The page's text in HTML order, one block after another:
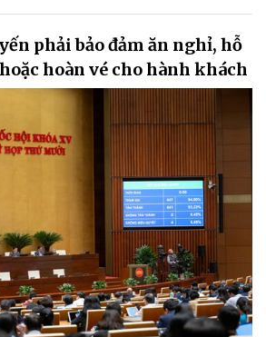
phải bảo đảm ăn nghỉ, hỗ
hoàn vé cho hành khách